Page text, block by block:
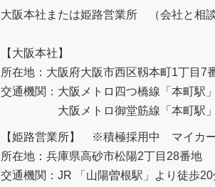
大阪本社または姫路営業所 （会社と相談
【大阪本社】
所在地：大阪府大阪市西区靱本町1丁目7
交通機関：大阪メトロ四つ橋線「本町駅
大阪メトロ御堂筋線「本町駅
【姫路営業所】
※積極採用中 マイカ
所在地：兵庫県高砂市松陽2丁目28番地
交通機関：JR 「山陽曽根駅」より徒歩20